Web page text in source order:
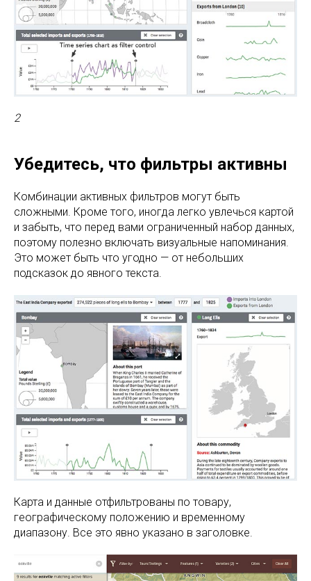
2
Убедитесь, что фильтры активны
Комбинации активных фильтров могут быть
сложными. Кроме того, иногда легко увлечься картой
и забыть, что перед вами ограниченный набор данных,
поэтому полезно включать визуальные напоминания.
Это может быть что угодно — от небольших
подсказок до явного текста.
Карта и данные отфильтрованы по товару,
географическому положению и временному
диапазону. Все это явно указано в заголовке.